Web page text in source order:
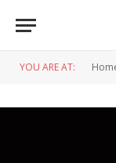
YOU ARE AT: